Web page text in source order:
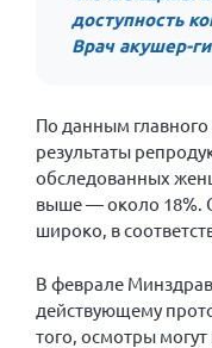
доступность
Врач акушер-
По данным
результаты
обследованных
выше — около 18%.
широко, в
В феврале
действующему
того, осмотры